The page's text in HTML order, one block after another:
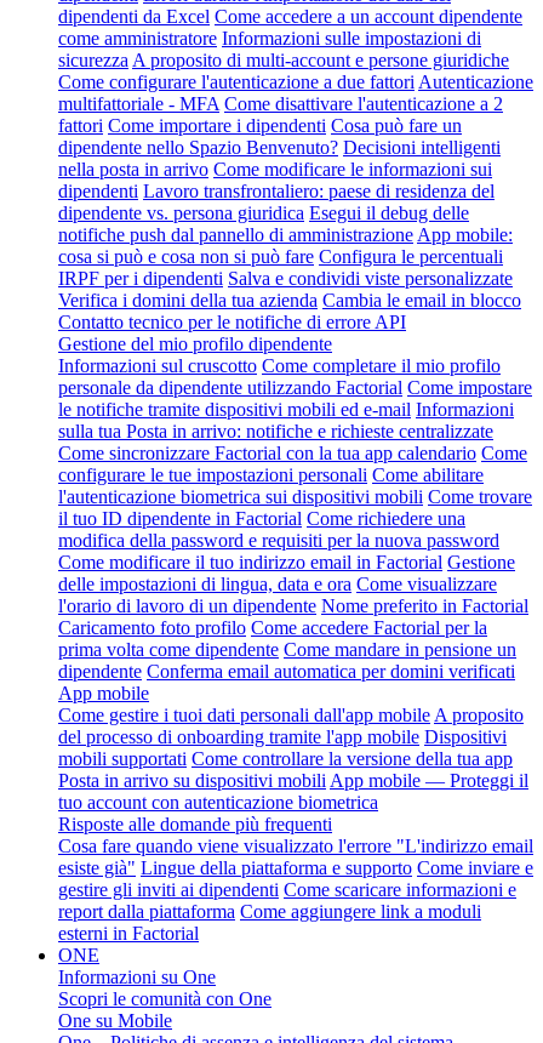
dipendenti da Excel Come accedere a un account dipendente
come amministratore Informazioni sulle impostazioni di
sicurezza A proposito di multi-account e persone giuridiche
Come configurare l'autenticazione a due fattori Autenticazione
multifattoriale - MFA Come disattivare l'autenticazione a 2
fattori Come importare i dipendenti Cosa può fare un
dipendente nello Spazio Benvenuto? Decisioni intelligenti
nella posta in arrivo Come modificare le informazioni sui
dipendenti Lavoro transfrontaliero: paese di residenza del
dipendente vs. persona giuridica Esegui il debug delle
notifiche push dal pannello di amministrazione App mobile:
cosa si può e cosa non si può fare Configura le percentuali
IRPF per i dipendenti Salva e condividi viste personalizzate
Verifica i domini della tua azienda Cambia le email in blocco
Contatto tecnico per le notifiche di errore API
Gestione del mio profilo dipendente
Informazioni sul cruscotto Come completare il mio profilo
personale da dipendente utilizzando Factorial Come impostare
le notifiche tramite dispositivi mobili ed e-mail Informazioni
sulla tua Posta in arrivo: notifiche e richieste centralizzate
Come sincronizzare Factorial con la tua app calendario Come
configurare le tue impostazioni personali Come abilitare
l'autenticazione biometrica sui dispositivi mobili Come trovare
il tuo ID dipendente in Factorial Come richiedere una
modifica della password e requisiti per la nuova password
Come modificare il tuo indirizzo email in Factorial Gestione
delle impostazioni di lingua, data e ora Come visualizzare
l'orario di lavoro di un dipendente Nome preferito in Factorial
Caricamento foto profilo Come accedere Factorial per la
prima volta come dipendente Come mandare in pensione un
dipendente Conferma email automatica per domini verificati
App mobile
Come gestire i tuoi dati personali dall'app mobile A proposito
del processo di onboarding tramite l'app mobile Dispositivi
mobili supportati Come controllare la versione della tua app
Posta in arrivo su dispositivi mobili App mobile — Proteggi il
tuo account con autenticazione biometrica
Risposte alle domande più frequenti
Cosa fare quando viene visualizzato l'errore "L'indirizzo email
esiste già" Lingue della piattaforma e supporto Come inviare e
gestire gli inviti ai dipendenti Come scaricare informazioni e
report dalla piattaforma Come aggiungere link a moduli
esterni in Factorial
ONE
Informazioni su One
Scopri le comunità con One
One su Mobile